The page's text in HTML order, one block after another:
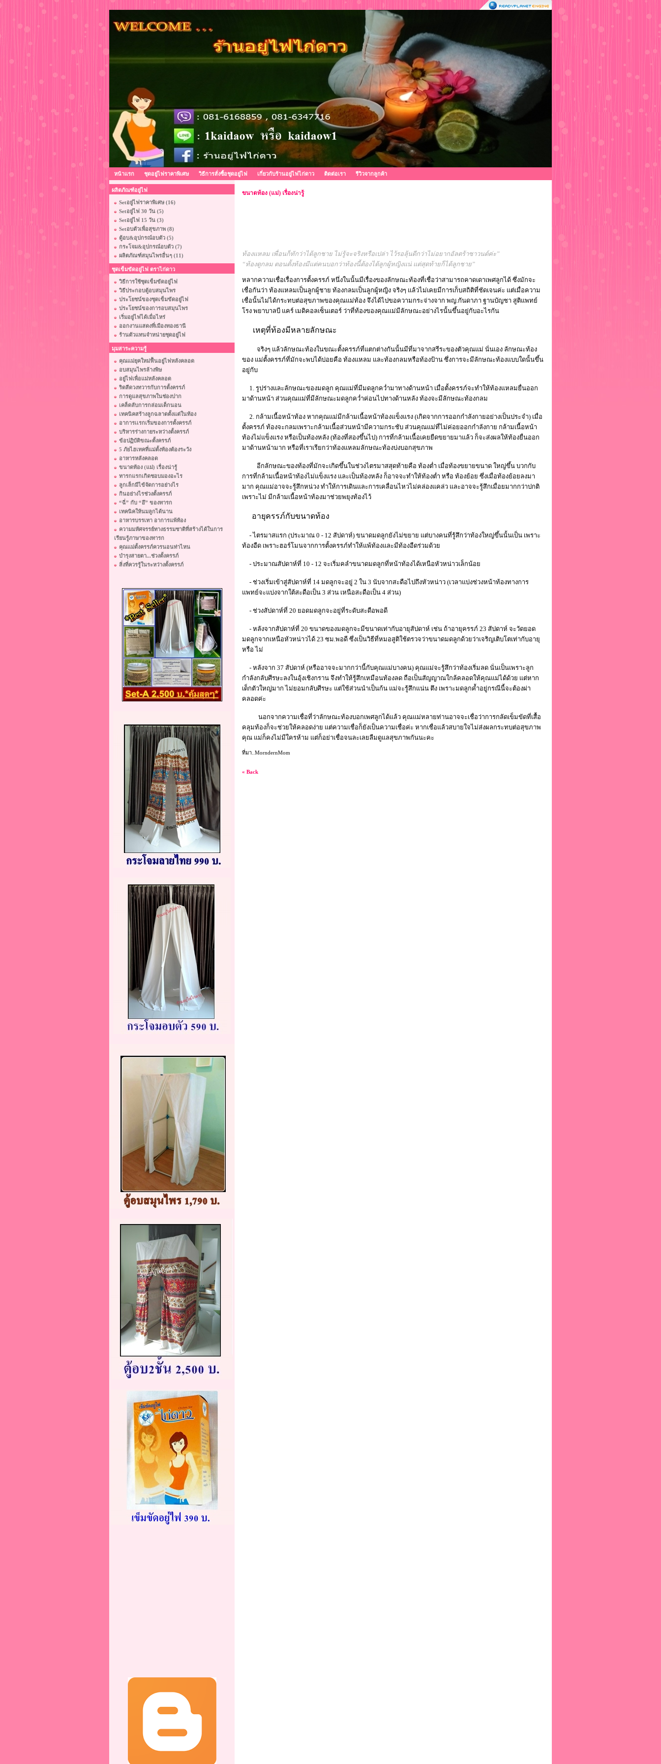
หน้าแรก ชุดอยู่ไฟราคาพิเศษ วิธีการสั่งซื้อชุดอยู่ไฟ เกี่ยวกับร้านอยู่ไฟไก่ดาว ติดต่อเรา รีวิวจากลูกค้า
ผลิตภัณฑ์อยู่ไฟ
Setอยู่ไฟราคาพิเศษ (16)
Setอยู่ไฟ 30 วัน (5)
Setอยู่ไฟ 15 วัน (3)
Setอบตัวเพื่อสุขภาพ (8)
ตู้อบ&อุปกรณ์อบตัว (5)
กระโจม&อุปกรณ์อบตัว (7)
ผลิตภัณฑ์สมุนไพรอื่นๆ (11)
ชุดเข็มขัดอยู่ไฟ ตราไก่ดาว
วิธีการใช้ชุดเข็มขัดอยู่ไฟ
วิธีประกอบตู้อบสมุนไพร
ประโยชน์ของชุดเข็มขัดอยู่ไฟ
ประโยชน์ของการอบสมุนไพร
เริ่มอยู่ไฟได้เมื่อไหร่
ออกงานแสดงที่เมืองทองธานี
ร้านตัวแทนจำหน่ายชุดอยู่ไฟ
มุมสาระความรู้
คุณแม่ยุคใหม่ฟื้นอยู่ไฟหลังคลอด
อบสมุนไพรล้างพิษ
อยู่ไฟเพื่อแม่หลังคลอด
ริดสีดวงทวารกับการตั้งครรภ์
การดูแลสุขภาพในช่องปาก
เคล็ดลับการกล่อมเด็กนอน
เทคนิคสร้างลูกฉลาดตั้งแต่ในท้อง
อาการเเรกเริ่มของการตั้งครรภ์
บริหารร่างกายระหว่างตั้งครรภ์
ข้อปฏิบัติขณะตั้งครรภ์
5 ภัยไฮเทคที่แม่ตั้งท้องต้องระวัง
อาหารหลังคลอด
ขนาดท้อง (แม่) เรื่องน่ารู้
ทารกแรกเกิดชอบมองอะไร
ลูกเล็กมีไข้จัดการอย่างไร
กินอย่างไรช่วงตั้งครรภ์
“ฉี่” กับ “อึ” ของทารก
เทคนิคให้นมลูกได้นาน
อาหารบรรเทา อาการแพ้ท้อง
ความมหัศจรรย์ทางธรรมชาติที่สร้างได้ในการ
เรียนรู้ภาษาของทารก
คุณแม่ตั้งครรภ์ควรนอนท่าไหน
บำรุงสายตา...ช่วงตั้งครรภ์
สิ่งที่ควรรู้ในระหว่างตั้งครรภ์
ขนาดท้อง (แม่) เรื่องน่ารู้
ท้องแหลม เพื่อนก็ทักว่าได้ลูกชาย ไม่รู้จะจริงหรือเปล่า ไว้รอลุ้นดีกว่าไม่อยากอัลตร้าซาวนด์ค่ะ”
“ท้องดูกลม ตอนตั้งท้องมีแต่คนบอกว่าท้องนี้ต้องได้ลูกผู้หญิงแน่ แต่สุดท้ายก็ได้ลูกชาย”
หลากความเชื่อเรื่องการตั้งครรภ์ หนึ่งในนั้นมีเรื่องของลักษณะท้องที่เชื่อว่าสามารถคาดเดาเพศลูกได้ ซึ่งมักจะ
เชื่อกันว่า ท้องแหลมเป็นลูกผู้ชาย ท้องกลมเป็นลูกผู้หญิง จริงๆ แล้วไม่เคยมีการเก็บสถิติที่ชัดเจนค่ะ แต่เมื่อความ
เชื่อนั้นไม่ได้กระทบต่อสุขภาพของคุณแม่ท้อง จึงได้ไปขอความกระจ่างจาก พญ.กันดาภา ฐานบัญชา สูติแพทย์
โรง พยาบาลบี แคร์ เมดิคอลเซ็นเตอร์ ว่าที่ท้องของคุณแม่มีลักษณะอย่างไรนั้นขึ้นอยู่กับอะไรกัน
เหตุที่ท้องมีหลายลักษณะ
จริงๆ แล้วลักษณะท้องในขณะตั้งครรภ์ที่แตกต่างกันนั้นมีที่มาจากสรีระของตัวคุณแม่ นั่นเอง ลักษณะท้อง
ของ แม่ตั้งครรภ์ที่มักจะพบได้บ่อยคือ ท้องแหลม และท้องกลมหรือท้องป้าน ซึ่งการจะมีลักษณะท้องแบบใดนั้นขึ้น
อยู่กับ
1. รูปร่างและลักษณะของมดลูก คุณแม่ที่มีมดลูกคว่ำมาทางด้านหน้า เมื่อตั้งครรภ์จะทำให้ท้องแหลมยื่นออก
มาด้านหน้า ส่วนคุณแม่ที่มีลักษณะมดลูกคว่ำค่อนไปทางด้านหลัง ท้องจะมีลักษณะท้องกลม
2. กล้ามเนื้อหน้าท้อง หากคุณแม่มีกล้ามเนื้อหน้าท้องแข็งแรง (เกิดจากการออกกำลังกายอย่างเป็นประจำ) เมื่อ
ตั้งครรภ์ ท้องจะกลมเพราะกล้ามเนื้อส่วนหน้ามีความกระชับ ส่วนคุณแม่ที่ไม่ค่อยออกกำลังกาย กล้ามเนื้อหน้า
ท้องไม่แข็งแรง หรือเป็นท้องหลัง (ท้องที่สองขึ้นไป) การที่กล้ามเนื้อเคยยืดขยายมาแล้ว ก็จะส่งผลให้ท้องยื่นออก
มาด้านหน้ามาก หรือที่เราเรียกว่าท้องแหลมลักษณะท้องบ่งบอกสุขภาพ
อีกลักษณะของท้องที่มักจะเกิดขึ้นในช่วงไตรมาสสุดท้ายคือ ท้องต่ำ เมื่อท้องขยายขนาด ใหญ่ขึ้น บวกกับ
การที่กล้ามเนื้อหน้าท้องไม่แข็งแรง และเป็นท้องหลัง ก็อาจจะทำให้ท้องต่ำ หรือ ท้องย้อย ซึ่งเมื่อท้องย้อยลงมา
มาก คุณแม่อาจจะรู้สึกหน่วง ทำให้การเดินและการเคลื่อนไหวไม่คล่องแคล่ว และอาจจะรู้สึกเมื่อยมากกว่าปกติ
เพราะไม่ มีกล้ามเนื้อหน้าท้องมาช่วยพยุงท้องไว้
อายุครรภ์กับขนาดท้อง
- ไตรมาสแรก (ประมาณ 0 - 12 สัปดาห์) ขนาดมดลูกยังไม่ขยาย แต่บางคนที่รู้สึกว่าท้องใหญ่ขึ้นนั้นเป็น เพราะ
ท้องอืด เพราะฮอร์โมนจากการตั้งครรภ์ทำให้แพ้ท้องและมีท้องอืดร่วมด้วย
- ประมาณสัปดาห์ที่ 10 - 12 จะเริ่มคลำขนาดมดลูกที่หน้าท้องได้เหนือหัวหน่าวเล็กน้อย
- ช่วงเริ่มเข้าสู่สัปดาห์ที่ 14 มดลูกจะอยู่ 2 ใน 3 นับจากสะดือไปถึงหัวหน่าว (เวลาแบ่งช่วงหน้าท้องทางการ
แพทย์จะแบ่งจากใต้สะดือเป็น 3 ส่วน เหนือสะดือเป็น 4 ส่วน)
- ช่วงสัปดาห์ที่ 20 ยอดมดลูกจะอยู่ที่ระดับสะดือพอดี
- หลังจากสัปดาห์ที่ 20 ขนาดของมดลูกจะมีขนาดเท่ากับอายุสัปดาห์ เช่น ถ้าอายุครรภ์ 23 สัปดาห์ จะวัดยอด
มดลูกจากเหนือหัวหน่าวได้ 23 ซม.พอดี ซึ่งเป็นวิธีที่หมอสูติใช้ตรวจว่าขนาดมดลูกด้วยว่าเจริญเติบโตเท่ากับอายุ
หรือ ไม่
- หลังจาก 37 สัปดาห์ (หรืออาจจะมากกว่านี้กับคุณแม่บางคน) คุณแม่จะรู้สึกว่าท้องเริ่มลด นั่นเป็นเพราะลูก
กำลังกลับศีรษะลงในอุ้งเชิงกราน จึงทำให้รู้สึกเหมือนท้องลด ถือเป็นสัญญาณใกล้คลอดให้คุณแม่ได้ด้วย แต่หาก
เด็กตัวใหญ่มาก ไม่ยอมกลับศีรษะ แต่ใช้ส่วนนำเป็นก้น แม่จะรู้สึกแน่น ตึง เพราะมดลูกค้ำอยู่กรณีนี้จะต้องผ่า
คลอดค่ะ
นอกจากความเชื่อที่ว่าลักษณะท้องบอกเพศลูกได้แล้ว คุณแม่หลายท่านอาจจะเชื่อว่าการกลัดเข็มขัดที่เสื้อ
คลุมท้องก็จะช่วยให้คลอดง่าย แต่ความเชื่อก็ยังเป็นความเชื่อค่ะ หากเชื่อแล้วสบายใจไม่ส่งผลกระทบต่อสุขภาพ
คุณ แม่ก็คงไม่มีใครห้าม แต่ก็อย่าเชื่อจนละเลยลืมดูแลสุขภาพกันนะคะ
ที่มา..MorndernMom
« Back